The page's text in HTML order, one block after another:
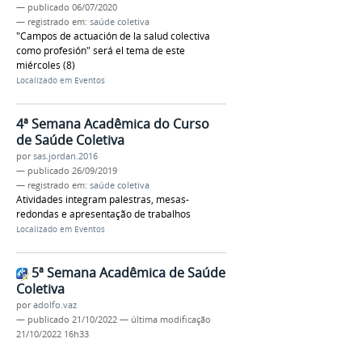
— publicado 06/07/2020
— registrado em: saúde coletiva
"Campos de actuación de la salud colectiva
como profesión" será el tema de este
miércoles (8)
Localizado em Eventos
4ª Semana Acadêmica do Curso
de Saúde Coletiva
porsas.jordan.2016
— publicado 26/09/2019
— registrado em: saúde coletiva
Atividades integram palestras, mesas-
redondas e apresentação de trabalhos
Localizado em Eventos
5ª Semana Acadêmica de Saúde
Coletiva
poradolfo.vaz
— publicado 21/10/2022 — última modificação
21/10/2022 16h33